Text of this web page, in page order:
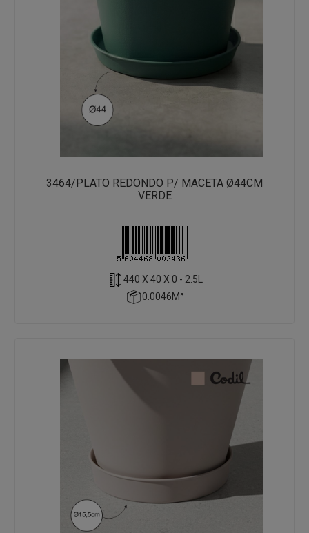
3464/PLATO REDONDO P/ MACETA Ø44CM
VERDE
440 X 40 X 0 - 2.5L
0.0046M³